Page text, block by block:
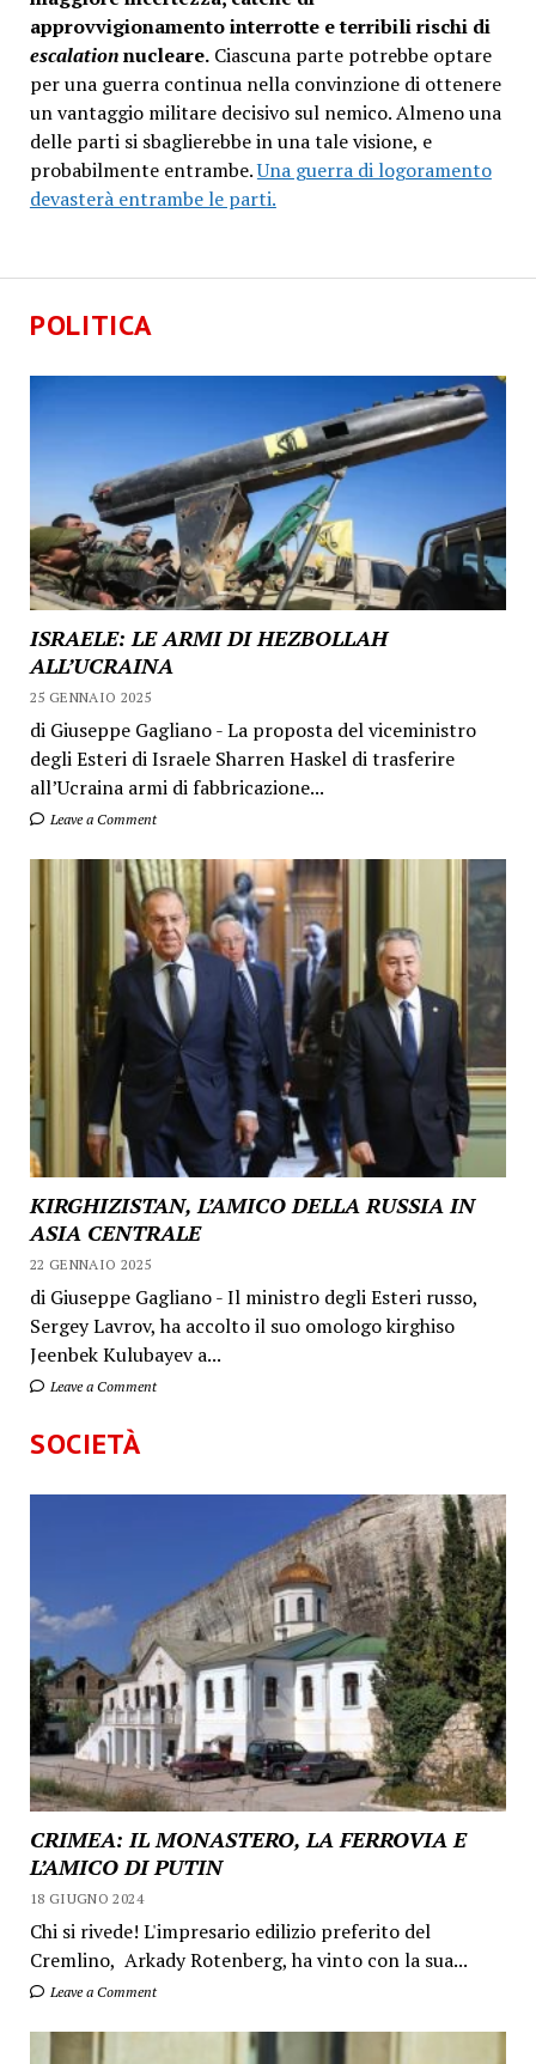
POLITICA
ISRAELE: LE ARMI DI HEZBOLLAH
ALL’UCRAINA
25 GENNAIO 2025
di Giuseppe Gagliano - La proposta del viceministro
degli Esteri di Israele Sharren Haskel di trasferire
all’Ucraina armi di fabbricazione...
Leave a Comment
KIRGHIZISTAN, L’AMICO DELLA RUSSIA IN
ASIA CENTRALE
22 GENNAIO 2025
di Giuseppe Gagliano - Il ministro degli Esteri russo,
Sergey Lavrov, ha accolto il suo omologo kirghiso
Jeenbek Kulubayev a...
Leave a Comment
SOCIETÀ
CRIMEA: IL MONASTERO, LA FERROVIA E
L’AMICO DI PUTIN
18 GIUGNO 2024
Chi si rivede! L'impresario edilizio preferito del
Cremlino, Arkady Rotenberg, ha vinto con la sua...
Leave a Comment
approvvigionamento interrotte e terribili rischi di
escalationnucleare.Ciascuna parte potrebbe optare
per una guerra continua nella convinzione di ottenere
un vantaggio militare decisivo sul nemico. Almeno una
delle parti si sbaglierebbe in una tale visione, e
probabilmente entrambe.Una guerra di logoramento
devasterà entrambe le parti.